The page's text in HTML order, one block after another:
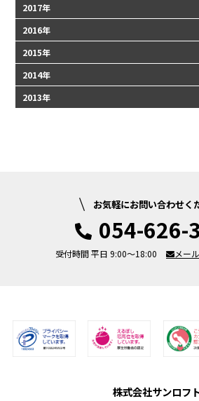
2017年
2016年
2015年
2014年
2013年
お気軽にお問い合わせく
054-626-
受付時間 平日 9:00～18:00 メー
株式会社サンロフ